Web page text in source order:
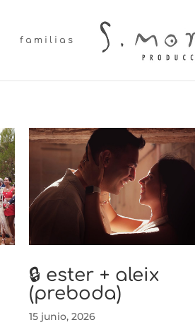
familias
🔒 ester + aleix
(preboda)
15 junio, 2026